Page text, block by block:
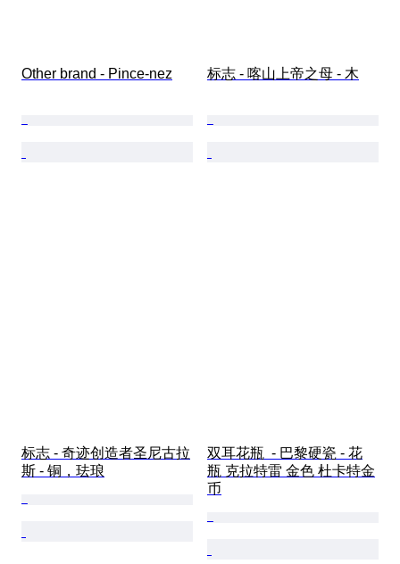
Other brand - Pince-nez 标志 - 喀山上帝之母 - 木
标志 - 奇迹创造者圣尼古拉
斯 - 铜，珐琅
双耳花瓶  - 巴黎硬瓷 - 花
瓶 克拉特雷 金色 杜卡特金
币